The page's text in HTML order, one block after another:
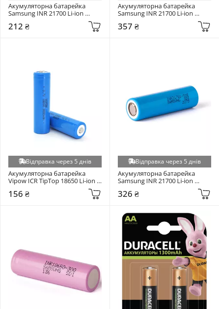
Акумуляторна батарейка
Samsung INR 21700 Li-ion
212 ₴
Акумуляторна батарейка
Samsung INR 21700 Li-ion
357 ₴
Відправка через 5 днів
Акумуляторна батарейка
Vipow ICR TipTop 18650 Li-ion
156 ₴
Відправка через 5 днів
Акумуляторна батарейка
Samsung INR 21700 Li-ion
326 ₴